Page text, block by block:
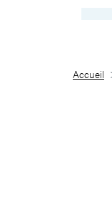
Accueil